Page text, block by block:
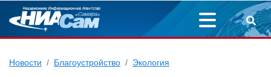
Новости Благоустройство Экология